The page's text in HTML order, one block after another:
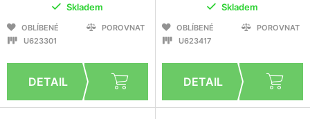
Skladem
OBLÍBENÉ
POROVNAT
U623301
Skladem
OBLÍBENÉ
POROVNAT
U623417